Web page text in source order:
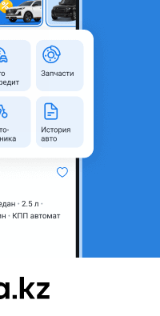
Daewoo Nexia,